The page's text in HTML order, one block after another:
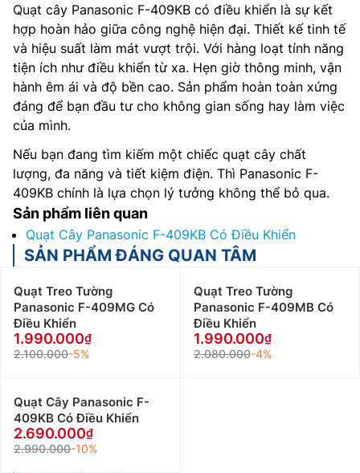
Quạt cây Panasonic F-409KB có điều khiển là sự kết
hợp hoàn hảo giữa công nghệ hiện đại. Thiết kế tinh tế
và hiệu suất làm mát vượt trội. Với hàng loạt tính năng
tiện ích như điều khiển từ xa. Hẹn giờ thông minh, vận
hành êm ái và độ bền cao. Sản phẩm hoàn toàn xứng
đáng để bạn đầu tư cho không gian sống hay làm việc
của mình.
Nếu bạn đang tìm kiếm một chiếc quạt cây chất
lượng, đa năng và tiết kiệm điện. Thì Panasonic F-
409KB chính là lựa chọn lý tưởng không thể bỏ qua.
Sản phẩm liên quan
Quạt Cây Panasonic F-409KB Có Điều Khiển
SẢN PHẨM ĐÁNG QUAN TÂM
Quạt Treo Tường
Panasonic F-409MG Có
Điều Khiển
1.990.000
2.100.000-5%
Quạt Treo Tường
Panasonic F-409MB Có
Điều Khiển
1.990.000
2.080.000-4%
Quạt Cây Panasonic F-
409KB Có Điều Khiển
2.690.000
2.990.000-10%